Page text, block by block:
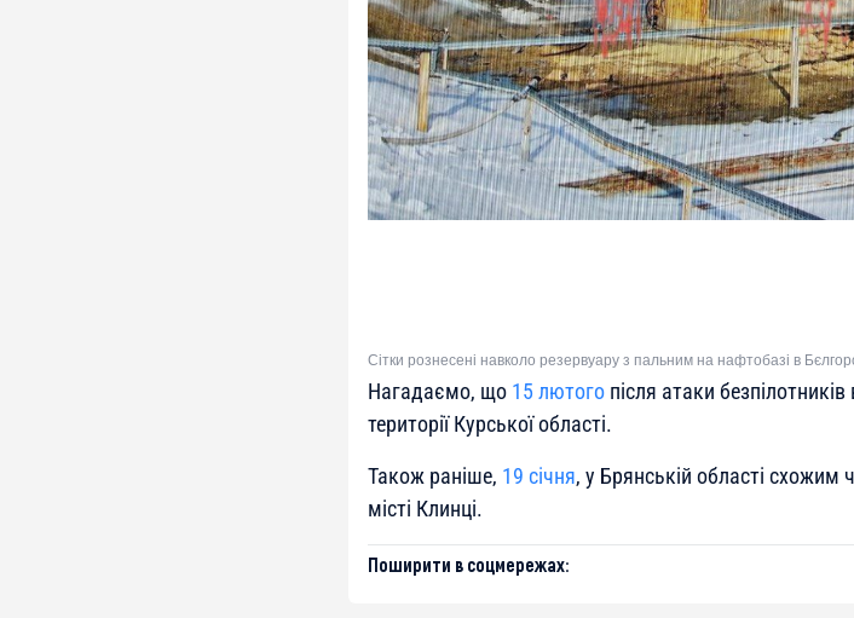
Сітки рознесені навколо резервуару з пальним на нафтобазі в
Нагадаємо, що 15 лютого після атаки
території Курської області.
Також раніше, 19 січня, у Брянській області
місті Клинці.
Поширити в соцмережах: